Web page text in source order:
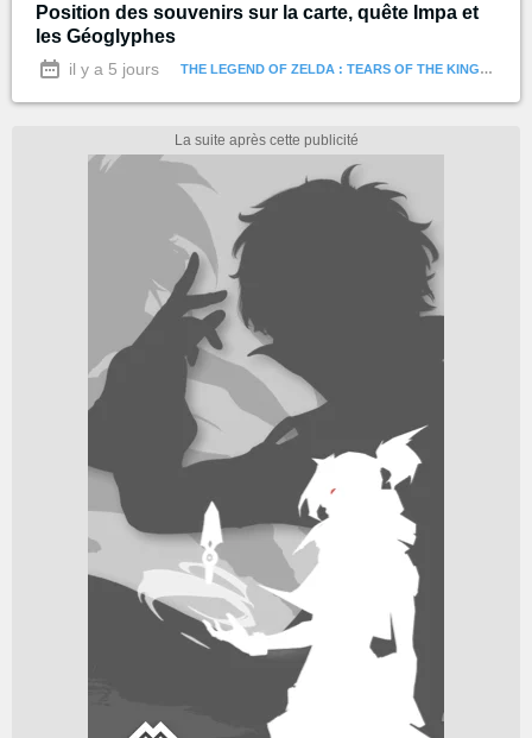
Position des souvenirs sur la carte, quête Impa et
les Géoglyphes
il y a 5 jours THE LEGEND OF ZELDA : TEARS OF THE KINGDOM